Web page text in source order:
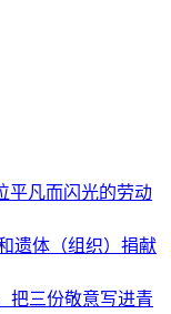
平凡而闪光的劳动
遗体（组织）捐献
把三份敬意写进青